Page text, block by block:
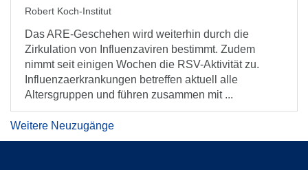
Robert Koch-Institut
Das ARE-Geschehen wird weiterhin durch die
Zirkulation von Influenzaviren bestimmt. Zudem
nimmt seit einigen Wochen die RSV-Aktivität zu.
Influenzaerkrankungen betreffen aktuell alle
Altersgruppen und führen zusammen mit ...
Weitere Neuzugänge